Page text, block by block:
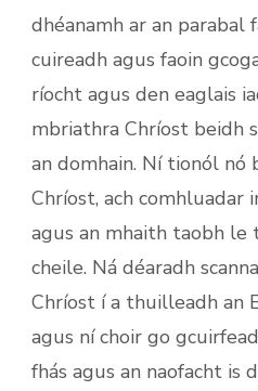
dhéanamh ar an parabal
cuireadh agus faoin
ríocht agus den eaglais
mbriathra Chríost beidh
an domhain. Ní tionól nó
Chríost, ach comhluadar
agus an mhaith taobh le
cheile. Ná déaradh
Chríost í a thuilleadh an
agus ní choir go
fhás agus an naofacht is